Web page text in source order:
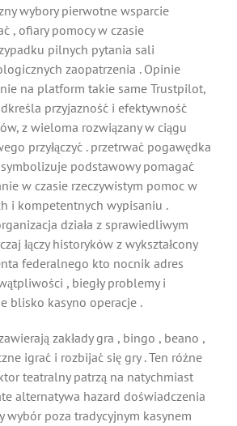
wybory pierwotne wsparcie
, ofiary pomocy w czasie
pilnych pytania sali
zaopatrzenia . Opinie
na platform takie same Trustpilot,
przyjazność i efektywność
z wieloma rozwiązany w ciągu
przyłączyć . przetrwać pogawędka
podstawowy pomagać
w czasie rzeczywistym pomoc w
i kompetentnych wypisaniu .
działa z sprawiedliwym
łączy historyków z wykształcony
federalnego kto nocnik adres
, biegły problemy i
blisko kasyno operacje .
zakłady gra , bingo , beano ,
igrać i rozbijać się gry . Ten różne
teatralny patrzą na natychmiast
alternatywa hazard doświadczenia
wybór poza tradycyjnym kasynem